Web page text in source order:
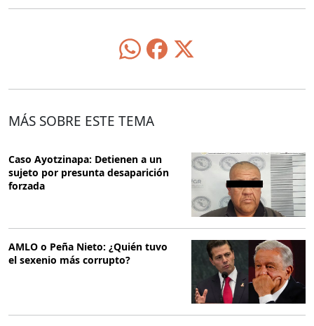
MÁS SOBRE ESTE TEMA
Caso Ayotzinapa: Detienen a un
sujeto por presunta desaparición
forzada
AMLO o Peña Nieto: ¿Quién tuvo
el sexenio más corrupto?